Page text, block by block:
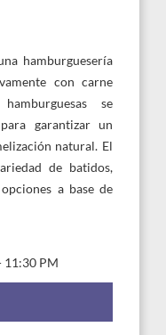
hamburguesería
con carne
se
garantizar un
natural. El
de batidos,
a base de
11:30 PM